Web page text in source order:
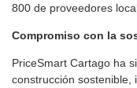
800 de proveedores
Compromiso con la
PriceSmart Cartago ha
construcción sostenible,